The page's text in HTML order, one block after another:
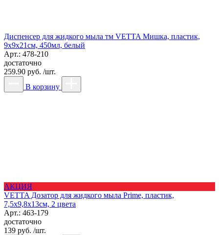
Диспенсер для жидкого мыла тм VETTA Мишка, пластик,
9x9x21см, 450мл, белый
Арт.: 478-210
достаточно
259.90 руб. /шт.
В корзину
АКЦИЯ
VETTA Дозатор для жидкого мыла Prime, пластик,
7,5х9,8х13см, 2 цвета
Арт.: 463-179
достаточно
139 руб. /шт.